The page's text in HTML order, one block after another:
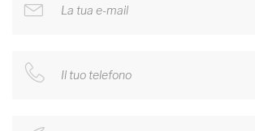
La tua e-mail
Il tuo telefono